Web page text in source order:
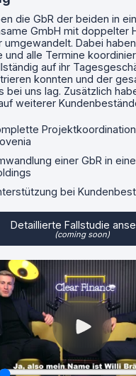
die GbR der beiden in
GmbH mit doppelter
umgewandelt. Dabei
und alle Termine
auf ihr
konnten und der
bei uns lag. Zusätzlich
weiterer
einer GbR in
bei
Detaillierte Fallstudie
(coming soon)